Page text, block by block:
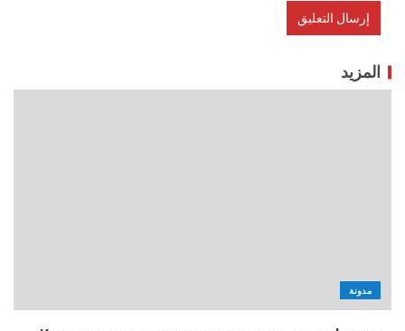
المزيد
مدونة